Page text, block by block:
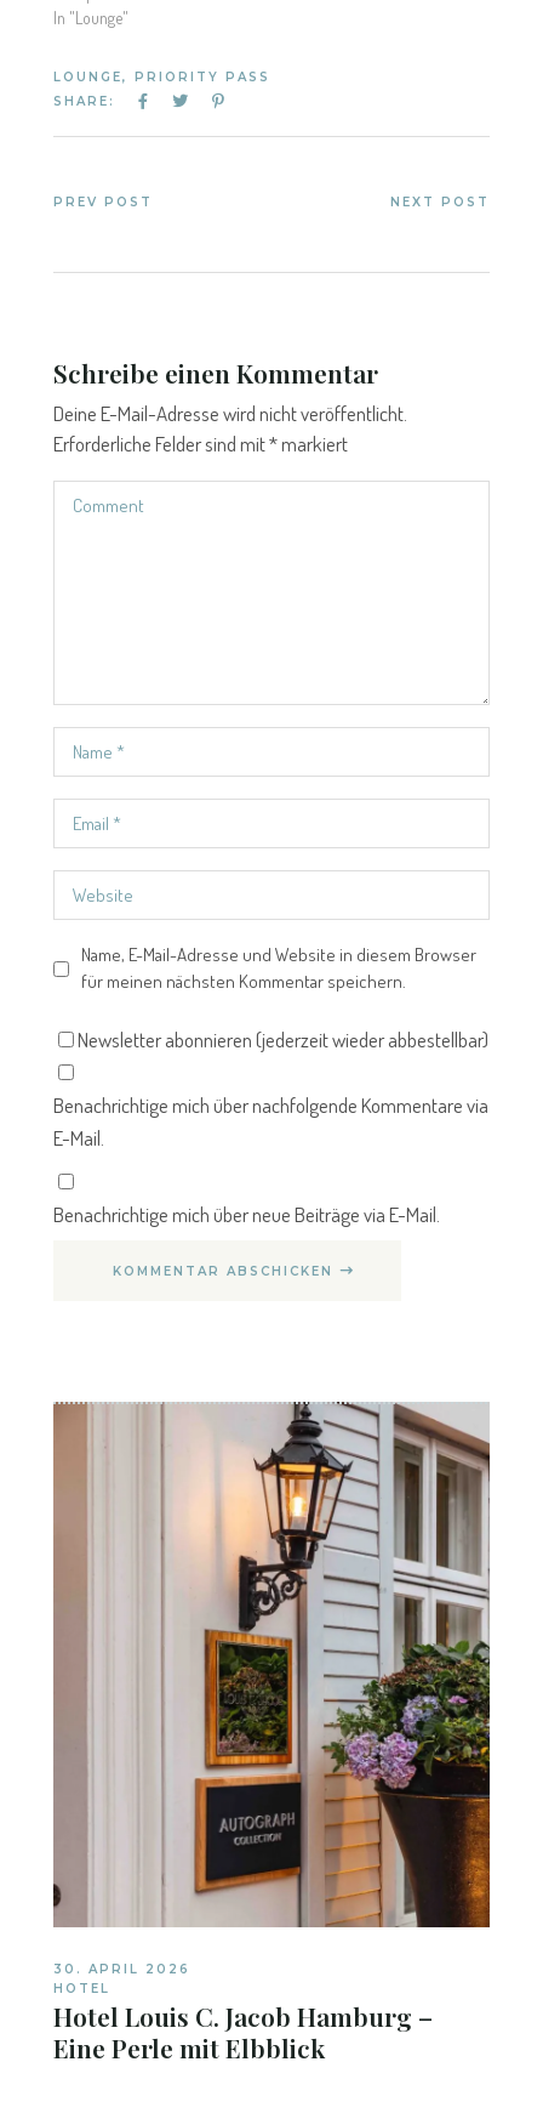
In "Lounge"
LOUNGE,
PRIORITY PASS
SHARE:
PREV POST NEXT POST
Schreibe einen Kommentar
Deine E-Mail-Adresse wird nicht veröffentlicht.
Erforderliche Felder sind mit*markiert
Name, E-Mail-Adresse und Website in diesem Browser
für meinen nächsten Kommentar speichern.
Newsletter abonnieren (jederzeit wieder abbestellbar)
Benachrichtige mich über nachfolgende Kommentare via
E-Mail.
Benachrichtige mich über neue Beiträge via E-Mail.
KOMMENTAR ABSCHICKEN
30. APRIL 2026
HOTEL
Hotel Louis C. Jacob Hamburg –
Eine Perle mit Elbblick